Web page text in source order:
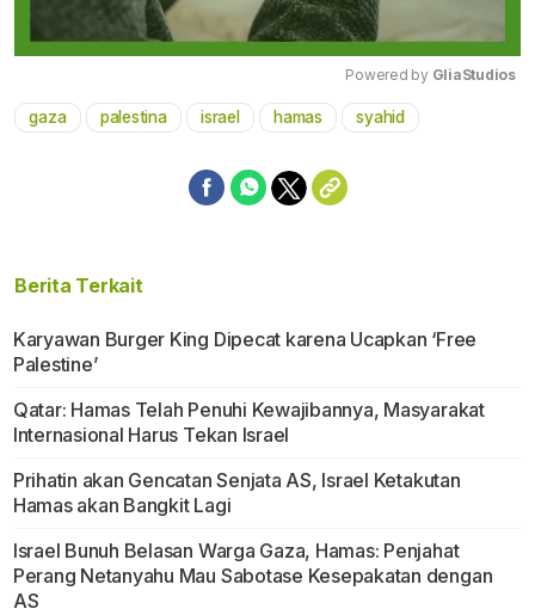
Powered by GliaStudios
gaza palestina israel hamas syahid
Berita Terkait
Karyawan Burger King Dipecat karena Ucapkan ‘Free
Palestine’
Qatar: Hamas Telah Penuhi Kewajibannya, Masyarakat
Internasional Harus Tekan Israel
Prihatin akan Gencatan Senjata AS, Israel Ketakutan
Hamas akan Bangkit Lagi
Israel Bunuh Belasan Warga Gaza, Hamas: Penjahat
Perang Netanyahu Mau Sabotase Kesepakatan dengan
AS